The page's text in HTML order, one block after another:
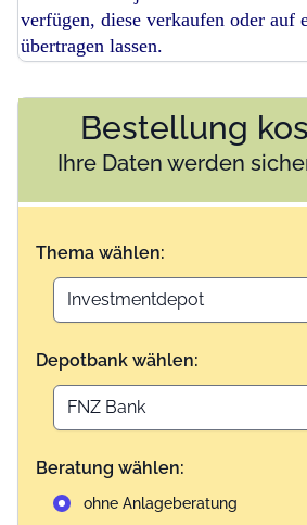
verfügen, diese verkaufen oder auf
übertragen lassen.
Bestellung
Ihre Daten werden
Thema wählen:
Depotbank wählen:
Beratung wählen:
ohne Anlageberatung